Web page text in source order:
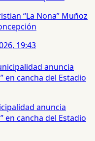
“La Nona” Muñoz
19:43
anuncia
en cancha del Estadio